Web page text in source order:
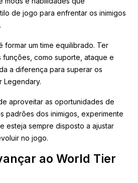
de jogo para enfrentar os inimigos
formar um time equilibrado. Ter
como suporte, ataque e
a diferença para superar os
Legendary.
aproveitar as oportunidades de
padrões dos inimigos, experimente
esteja sempre disposto a ajustar
no jogo.
ao World Tier